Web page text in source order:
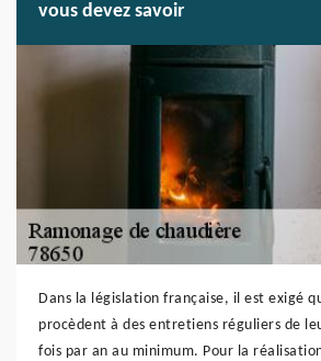
vous devez savoir
Dans la législation française, il est exigé
procèdent à des entretiens réguliers de
fois par an au minimum. Pour la